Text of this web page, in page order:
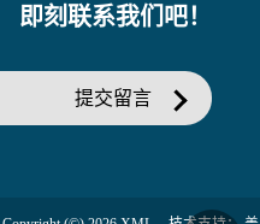
即刻联系我们吧！
提交留言